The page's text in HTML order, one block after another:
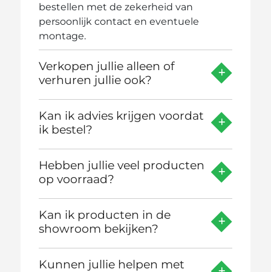
bestellen met de zekerheid van
persoonlijk contact en eventuele
montage.
Verkopen jullie alleen of
verhuren jullie ook?
Kan ik advies krijgen voordat
ik bestel?
Hebben jullie veel producten
op voorraad?
Kan ik producten in de
showroom bekijken?
Kunnen jullie helpen met